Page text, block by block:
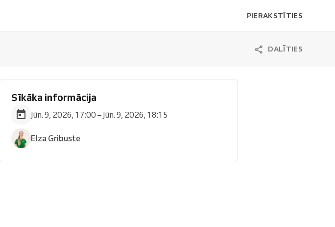
PIERAKSTĪTIES
DALĪTIES
Sīkāka informācija
jūn. 9, 2026, 17:00 – jūn. 9, 2026, 18:15
Elza Gribuste